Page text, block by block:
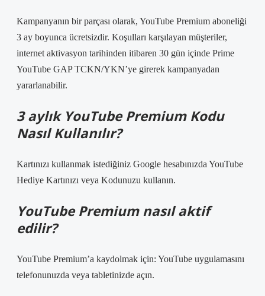
Kampanyanın bir parçası olarak, YouTube Premium aboneliği
3 ay boyunca ücretsizdir. Koşulları karşılayan müşteriler,
internet aktivasyon tarihinden itibaren 30 gün içinde Prime
YouTube GAP TCKN/YKN’ye girerek kampanyadan
yararlanabilir.
3 aylık YouTube Premium Kodu
Nasıl Kullanılır?
Kartınızı kullanmak istediğiniz Google hesabınızda YouTube
Hediye Kartınızı veya Kodunuzu kullanın.
YouTube Premium nasıl aktif
edilir?
YouTube Premium’a kaydolmak için: YouTube uygulamasını
telefonunuzda veya tabletinizde açın.